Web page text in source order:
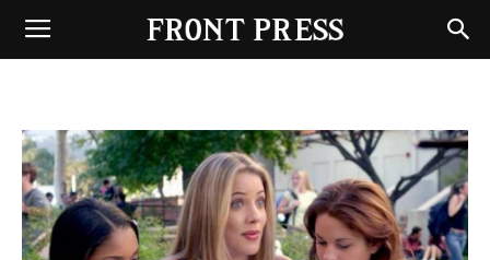
Front